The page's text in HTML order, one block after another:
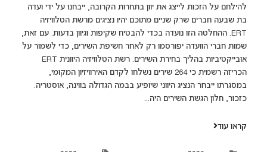
להילחם על הזכות לייצג את יוון בתחרות הקרובה, ייבחנו על ידי ועדה
בת שבעה חברים שרק שניים מתוכם יהיו נציגים מרשת הטלוויזיה
ERT. ההחלטה הזו נועדה בכדי להבטיח שקיפות וגיוון בדעות. עם זאת,
שמות חברי הוועדה יפורסמו רק לאחר חשיפת השירים, כדי לשמור על
אובייקטיביות בהליך בחירת השירים. רשת הטלוויזיה היוונית ERT
הכריזה רשמית כי 264 שירים נשלחו לקדם האירוויזיון המקומי,
במסגרתו ייבחר הנציג היווני שיופיע בבמה הגדולה בווינה, אוסטריה.
כזכור, חלון הגשת השירים היה...
קראו עוד